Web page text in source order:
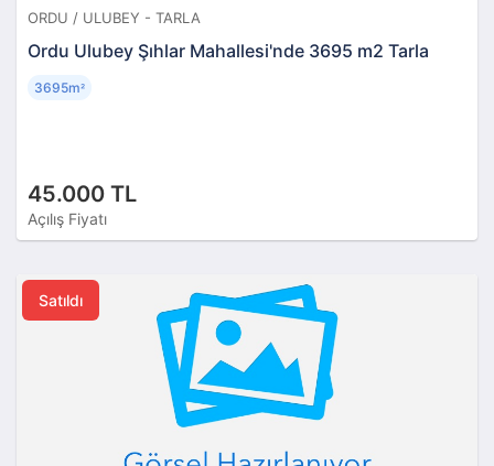
ORDU / ULUBEY - TARLA
Ordu Ulubey Şıhlar Mahallesi'nde 3695 m2 Tarla
45.000 TL
Açılış Fiyatı
3695m²
Satıldı